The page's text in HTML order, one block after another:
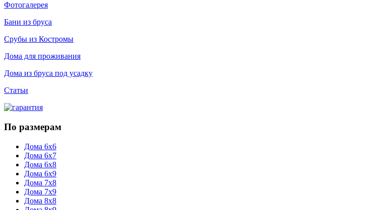
Фотогалерея
Бани из бруса
Срубы из Костромы
Дома для проживания
Дома из бруса под усадку
Статьи
По размерам
Дома 6х6
Дома 6х7
Дома 6х8
Дома 6х9
Дома 7х8
Дома 7х9
Дома 8х8